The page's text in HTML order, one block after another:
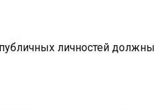
личностей должны